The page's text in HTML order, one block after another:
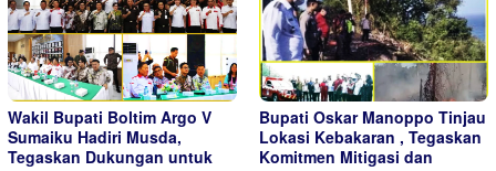
Wakil Bupati Boltim Argo V
Sumaiku Hadiri Musda,
Tegaskan Dukungan untuk
Bupati Oskar Manoppo Tinjau
Lokasi Kebakaran , Tegaskan
Komitmen Mitigasi dan